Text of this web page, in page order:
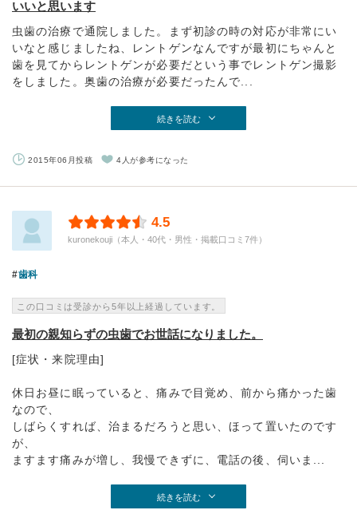
いいと思います
虫歯の治療で通院しました。まず初診の時の対応が非常にい
いなと感じましたね、レントゲンなんですが最初にちゃんと
歯を見てからレントゲンが必要だという事でレントゲン撮影
をしました。奥歯の治療が必要だったんで...
続きを読む
2015年06月投稿 4人が参考になった
4.5
kuronekouji（本人・40代・男性・掲載口コミ7件）
歯科
この口コミは受診から5年以上経過しています。
最初の親知らずの虫歯でお世話になりました。
[症状・来院理由]
休日お昼に眠っていると、痛みで目覚め、前から痛かった歯
なので、
しばらくすれば、治まるだろうと思い、ほって置いたのです
が、
ますます痛みが増し、我慢できずに、電話の後、伺いま...
続きを読む